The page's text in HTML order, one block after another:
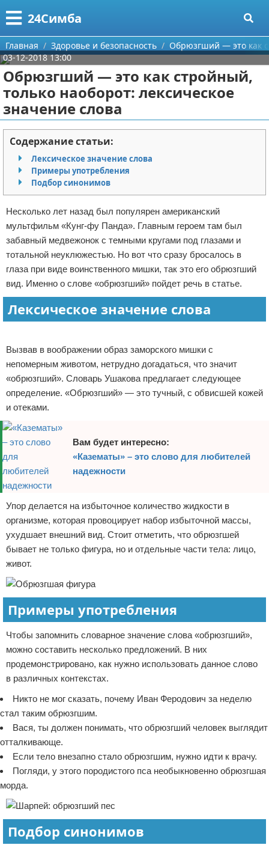
24Симба
Меню
Главная
Категории
Государство и право
Причинение вреда
Иммиграция
Здоровье и безопасность
Поиск
О проекте
Контакты
Сотрудничество
Для правообладателей
Условия предоставления информации
Отказ от ответственности
Главная Здоровье и безопасность
Обрюзгший — это как
03-12-2018 13:00
Обрюзгший — это как стройный,
только наоборот: лексическое
значение слова
Содержание статьи:
Лексическое значение слова
Примеры употребления
Подбор синонимов
Несколько лет назад был популярен американский
мультфильм «Кунг-фу Панда». Главным героем там был
забавный медвежонок с темными кругами под глазами и
тотальной неуклюжестью. Но вот что сразу бросалось в
глаза при виде воинственного мишки, так это его обрюзгший
вид. Именно о слове «обрюзгший» пойдет речь в статье.
Лексическое значение слова
Вызвав в воображении образ заморского мишки с
непомерным животом, нетрудно догадаться, что значит
«обрюзгший». Словарь Ушакова предлагает следующее
определение. «Обрюзгший» — это тучный, с обвисшей кожей
и отеками.
Вам будет интересно:
«Казематы» – это слово для любителей
надежности
Упор делается на избыточное количество жидкости в
организме, которая провоцирует набор избыточной массы,
ухудшает внешний вид. Стоит отметить, что обрюзгшей
бывает не только фигура, но и отдельные части тела: лицо,
живот.
Примеры употребления
Чтобы запомнить словарное значение слова «обрюзгший»,
можно составить несколько предложений. В них
продемонстрировано, как нужно использовать данное слово
в различных контекстах.
Никто не мог сказать, почему Иван Феродович за неделю
стал таким обрюзгшим.
Вася, ты должен понимать, что обрюзгший человек выглядит
отталкивающе.
Если тело внезапно стало обрюзгшим, нужно идти к врачу.
Погляди, у этого породистого пса необыкновенно обрюзгшая
морда.
Подбор синонимов